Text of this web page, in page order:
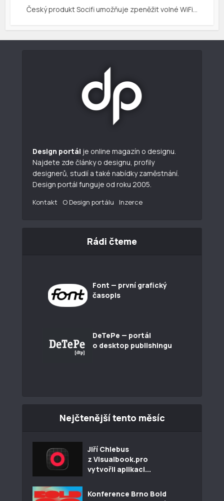
Český produkt Socifi umožňuje zpeněžit volné WiFi…
Design portál je online magazín o designu.
Najdete zde články o designu, profily
designerů, studií a také nabídky zaměstnání.
Design portál funguje od roku 2005.
Kontakt O Design portálu Inzerce
Rádi čteme
Font — první grafický
časopis
DeTePe — portál
o desktop publishingu
Nejčtenější tento měsíc
Jiří Chlebus
z Visualbook.pro
vytvořil aplikaci...
Konference Brno Bold